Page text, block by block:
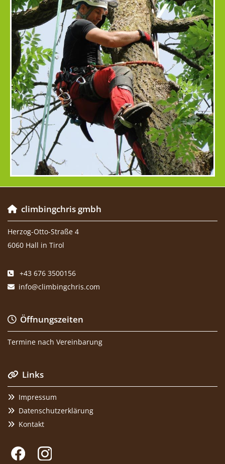
 climbingchris gmbh
Herzog-Otto-Straße 4
6060 Hall in Tirol
 +43 676 3500156
 info@climbingchris.com
Öffnungszeiten
Termine nach Vereinbarung
 Links
 Impressum
 Datenschutzerklärung
 Kontakt